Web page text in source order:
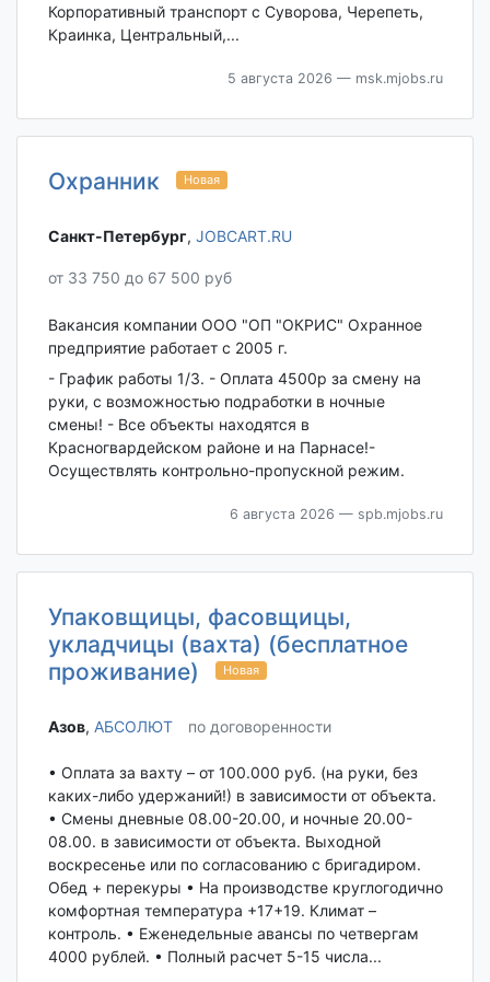
Корпоративный транспорт с Суворова, Черепеть,
Краинка, Центральный,...
5 августа 2026 — msk.mjobs.ru
Охранник Новая
Санкт-Петербург‎, JOBCART.RU
от 33 750 до 67 500 руб
Вакансия компании ООО "ОП "ОКРИС" Охранное
предприятие работает с 2005 г.
- График работы 1/3. - Оплата 4500р за смену на
руки, с возможностью подработки в ночные
смены! - Все объекты находятся в
Красногвардейском районе и на Парнасе!-
Осуществлять контрольно-пропускной режим.
6 августа 2026 — spb.mjobs.ru
Упаковщицы, фасовщицы,
укладчицы (вахта) (бесплатное
проживание)
Новая
Азов‎, АБСОЛЮТ по договоренности
• Оплата за вахту – от 100.000 руб. (на руки, без
каких-либо удержаний!) в зависимости от объекта.
• Смены дневные 08.00-20.00, и ночные 20.00-
08.00. в зависимости от объекта. Выходной
воскресенье или по согласованию с бригадиром.
Обед + перекуры • На производстве круглогодично
комфортная температура +17+19. Климат –
контроль. • Еженедельные авансы по четвергам
4000 рублей. • Полный расчет 5-15 числа...